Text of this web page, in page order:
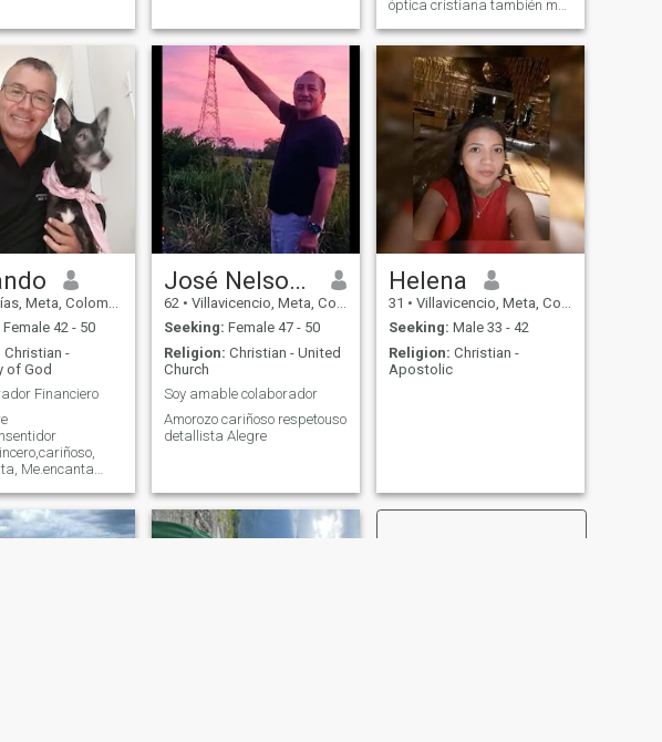
óptica cristiana también me
gusta el arte como la música
Meta, Colombia
Female 42 - 50
Christian -
of God
Financiero
Me.encanta
salir a comer,
veo en tv
y películas.
José Nelson Troncoso
62 • Villavicencio, Meta, Colombia
Seeking: Female 47 - 50
Religion: Christian - United
Church
Soy amable colaborador
Amorozo cariñoso respetouso
detallista Alegre
Helena
31 • Villavicencio, Meta, Colombia
Seeking: Male 33 - 42
Religion: Christian -
Apostolic